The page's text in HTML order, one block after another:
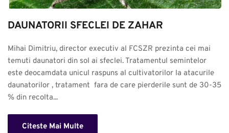
DAUNATORII SFECLEI DE ZAHAR
Mihai Dimitriu, director executiv al FCSZR prezinta cei mai
temuti daunatori din sol ai sfeclei. Tratamentul semintelor
este deocamdata unicul raspuns al cultivatorilor la atacurile
daunatorilor , tratament  fara de care pierderile sunt de 30-35
% din recolta...
Citeste Mai Multe